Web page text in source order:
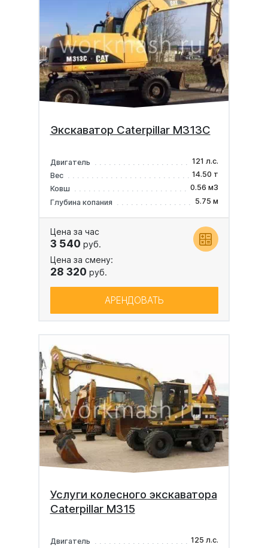
Экскаватор Caterpillar M313C
Двигатель
121 л.с.
Вес
14.50 т
Ковш
0.56 м3
Глубина копания
5.75 м
Цена за час
3 540 руб.
Цена за смену:
28 320 руб.
АРЕНДОВАТЬ
Услуги колесного экскаватора
Caterpillar M315
Двигатель
125 л.с.